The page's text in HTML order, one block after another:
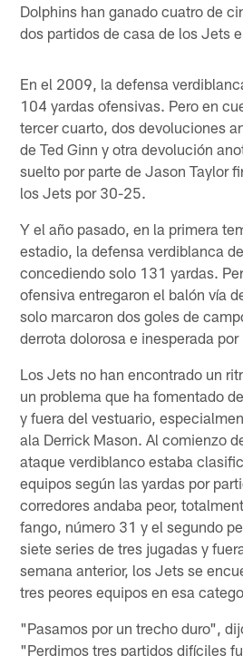
Dolphins han ganado cuatro de
dos partidos de casa de los Jets
En el 2009, la defensa
104 yardas ofensivas. Pero en
tercer cuarto, dos devoluciones
de Ted Ginn y otra devolución
suelto por parte de Jason Taylor
los Jets por 30-25.
Y el año pasado, en la primera
estadio, la defensa verdiblanca
concediendo solo 131 yardas.
ofensiva entregaron el balón vía
solo marcaron dos goles de
derrota dolorosa e inesperada
Los Jets no han encontrado un
un problema que ha fomentado
y fuera del vestuario,
ala Derrick Mason. Al comienzo
ataque verdiblanco estaba
equipos según las yardas por
corredores andaba peor,
fango, número 31 y el segundo
siete series de tres jugadas y
semana anterior, los Jets se
tres peores equipos en esa
"Pasamos por un trecho duro",
"Perdimos tres partidos difíciles